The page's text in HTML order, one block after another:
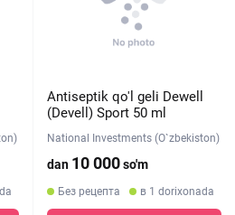
Antiseptik qo'l geli Dewell
(Devell) Sport 50 ml
National Investments (O`zbekiston)
dan 10 000so'm
Без рецепта в 1 dorixonada